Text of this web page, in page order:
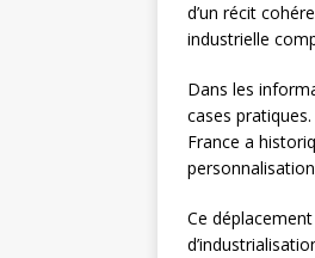
d’un récit
industrielle
Dans les
cases
France a
Ce